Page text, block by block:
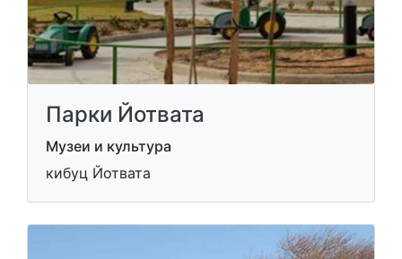
Парки Йотвата
Музеи и культура
кибуц Йотвата